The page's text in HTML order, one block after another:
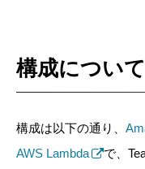
構成について
構成は以下の通り、
AWS Lambda
で、